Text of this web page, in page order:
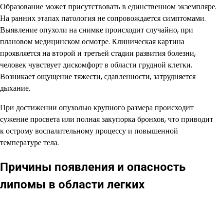
Образование может присутствовать в единственном экземпляре.
На ранних этапах патология не сопровождается симптомами.
Выявление опухоли на снимке происходит случайно, при
плановом медицинском осмотре. Клиническая картина
проявляется на второй и третьей стадии развития болезни,
человек чувствует дискомфорт в области грудной клетки.
Возникает ощущение тяжести, сдавленности, затрудняется
дыхание.
При достижении опухолью крупного размера происходит
сужение просвета или полная закупорка бронхов, что приводит
к острому воспалительному процессу и повышенной
температуре тела.
Причины появления и опасность
липомы в области легких